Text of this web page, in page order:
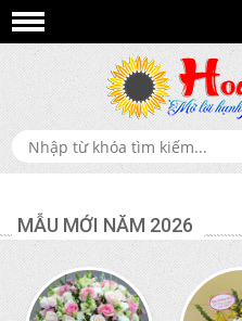
MẪU MỚI NĂM 2026